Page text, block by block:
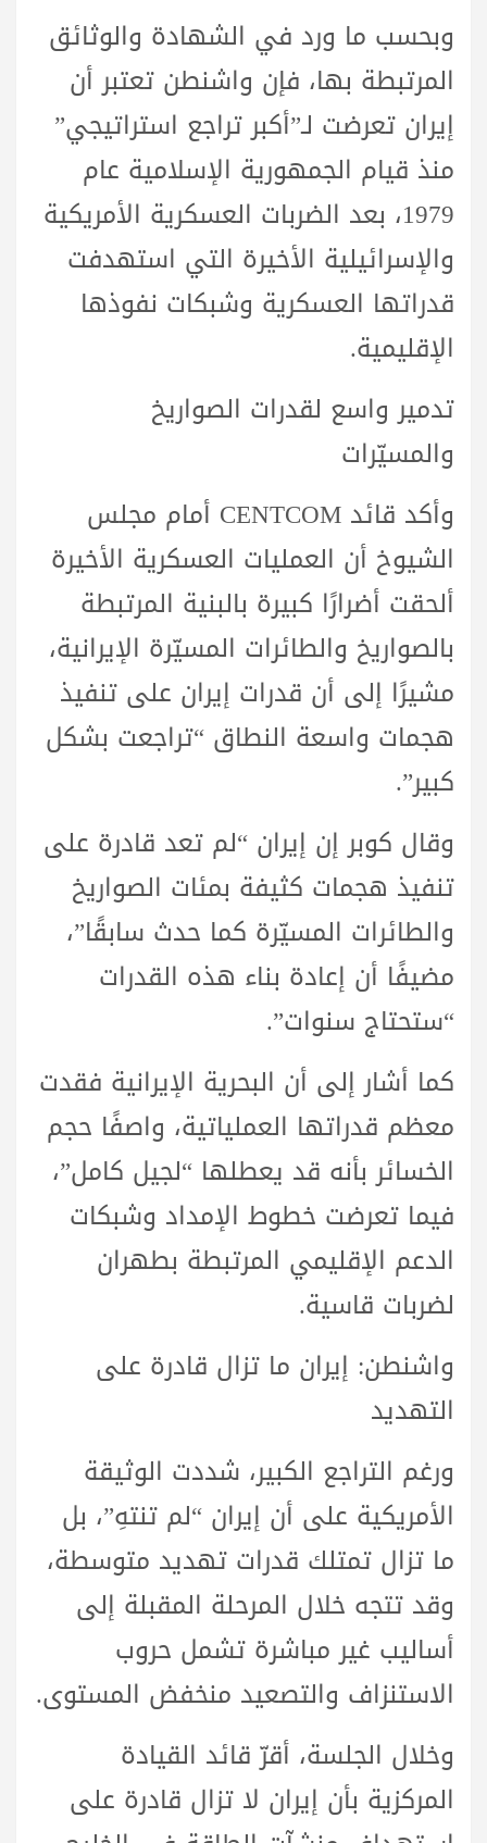
وبحسب ما ورد في الشهادة والوثائق
المرتبطة بها، فإن واشنطن تعتبر أن
إيران تعرضت لـ”أكبر تراجع استراتيجي”
منذ قيام الجمهورية الإسلامية عام
1979، بعد الضربات العسكرية الأمريكية
والإسرائيلية الأخيرة التي استهدفت
قدراتها العسكرية وشبكات نفوذها
الإقليمية.
تدمير واسع لقدرات الصواريخ
والمسيّرات
وأكد قائد CENTCOM أمام مجلس
الشيوخ أن العمليات العسكرية الأخيرة
ألحقت أضرارًا كبيرة بالبنية المرتبطة
بالصواريخ والطائرات المسيّرة الإيرانية،
مشيرًا إلى أن قدرات إيران على تنفيذ
هجمات واسعة النطاق “تراجعت بشكل
كبير”.
وقال كوبر إن إيران “لم تعد قادرة على
تنفيذ هجمات كثيفة بمئات الصواريخ
والطائرات المسيّرة كما حدث سابقًا”،
مضيفًا أن إعادة بناء هذه القدرات
“ستحتاج سنوات”.
كما أشار إلى أن البحرية الإيرانية فقدت
معظم قدراتها العملياتية، واصفًا حجم
الخسائر بأنه قد يعطلها “لجيل كامل”،
فيما تعرضت خطوط الإمداد وشبكات
الدعم الإقليمي المرتبطة بطهران
لضربات قاسية.
واشنطن: إيران ما تزال قادرة على
التهديد
ورغم التراجع الكبير، شددت الوثيقة
الأمريكية على أن إيران “لم تنتهِ”، بل
ما تزال تمتلك قدرات تهديد متوسطة،
وقد تتجه خلال المرحلة المقبلة إلى
أساليب غير مباشرة تشمل حروب
الاستنزاف والتصعيد منخفض المستوى.
وخلال الجلسة، أقرّ قائد القيادة
المركزية بأن إيران لا تزال قادرة على